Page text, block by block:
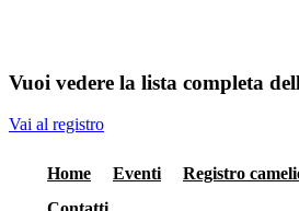
Vuoi vedere la lista completa
Vai al registro
Home Eventi
Registro